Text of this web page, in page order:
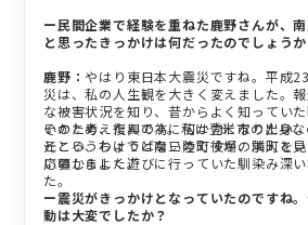
ー民間企業で経験を重ねた鹿野さんが、
と思ったきっかけは何だったのでしょうか
鹿野： やはり東日本大震災ですね。平成
災は、私の人生観を大きく変えました。
な被害状況を知り、昔からよく知ってい
いかと考えたんです。私は登米市の出身
元というわけではないのですが、隣町と
い頃からよく遊びに行っていた馴染み深
た。
そのため、復興の為に何か力になりたい
ところ、ちょうど南三陸町役場の求人を
応募しました。
ー震災がきっかけとなっていたのですね
動は大変でしたか？